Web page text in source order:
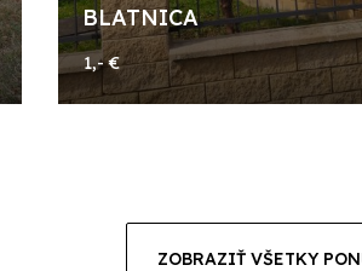
BLATNICA
1,- €
ZOBRAZIŤ VŠETKY